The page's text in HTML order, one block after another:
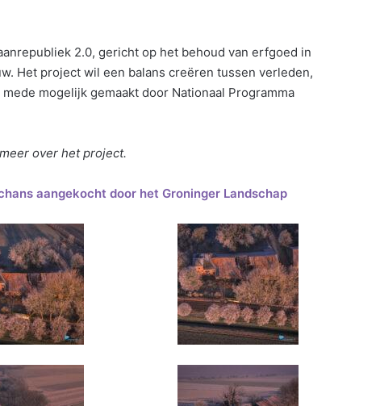
2.0, gericht op het behoud van erfgoed in
Het project wil een balans creëren tussen verleden,
mogelijk gemaakt door Nationaal Programma
meer over het project.
aangekocht door het Groninger Landschap